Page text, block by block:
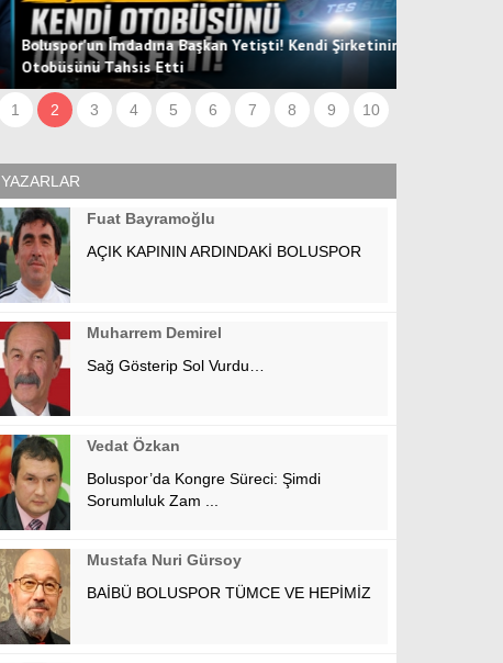
Boluspor'un İmdadına Başkan Yetişti! Kendi Şirketinin
Otobüsünü Tahsis Etti
1 2 3 4 5 6 7 8 9 10
YAZARLAR
Fuat Bayramoğlu
AÇIK KAPININ ARDINDAKİ BOLUSPOR
Muharrem Demirel
Sağ Gösterip Sol Vurdu…
Vedat Özkan
Boluspor’da Kongre Süreci: Şimdi
Sorumluluk Zam ...
Mustafa Nuri Gürsoy
BAİBÜ BOLUSPOR TÜMCE VE HEPİMİZ